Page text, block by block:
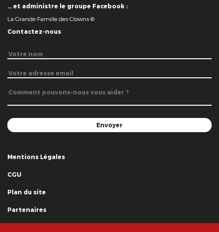
… et administre le groupe Facebook :
La Grande Famille des Clowns ©
Contactez-nous
Mentions Légales
CGU
Plan du site
Partenaires